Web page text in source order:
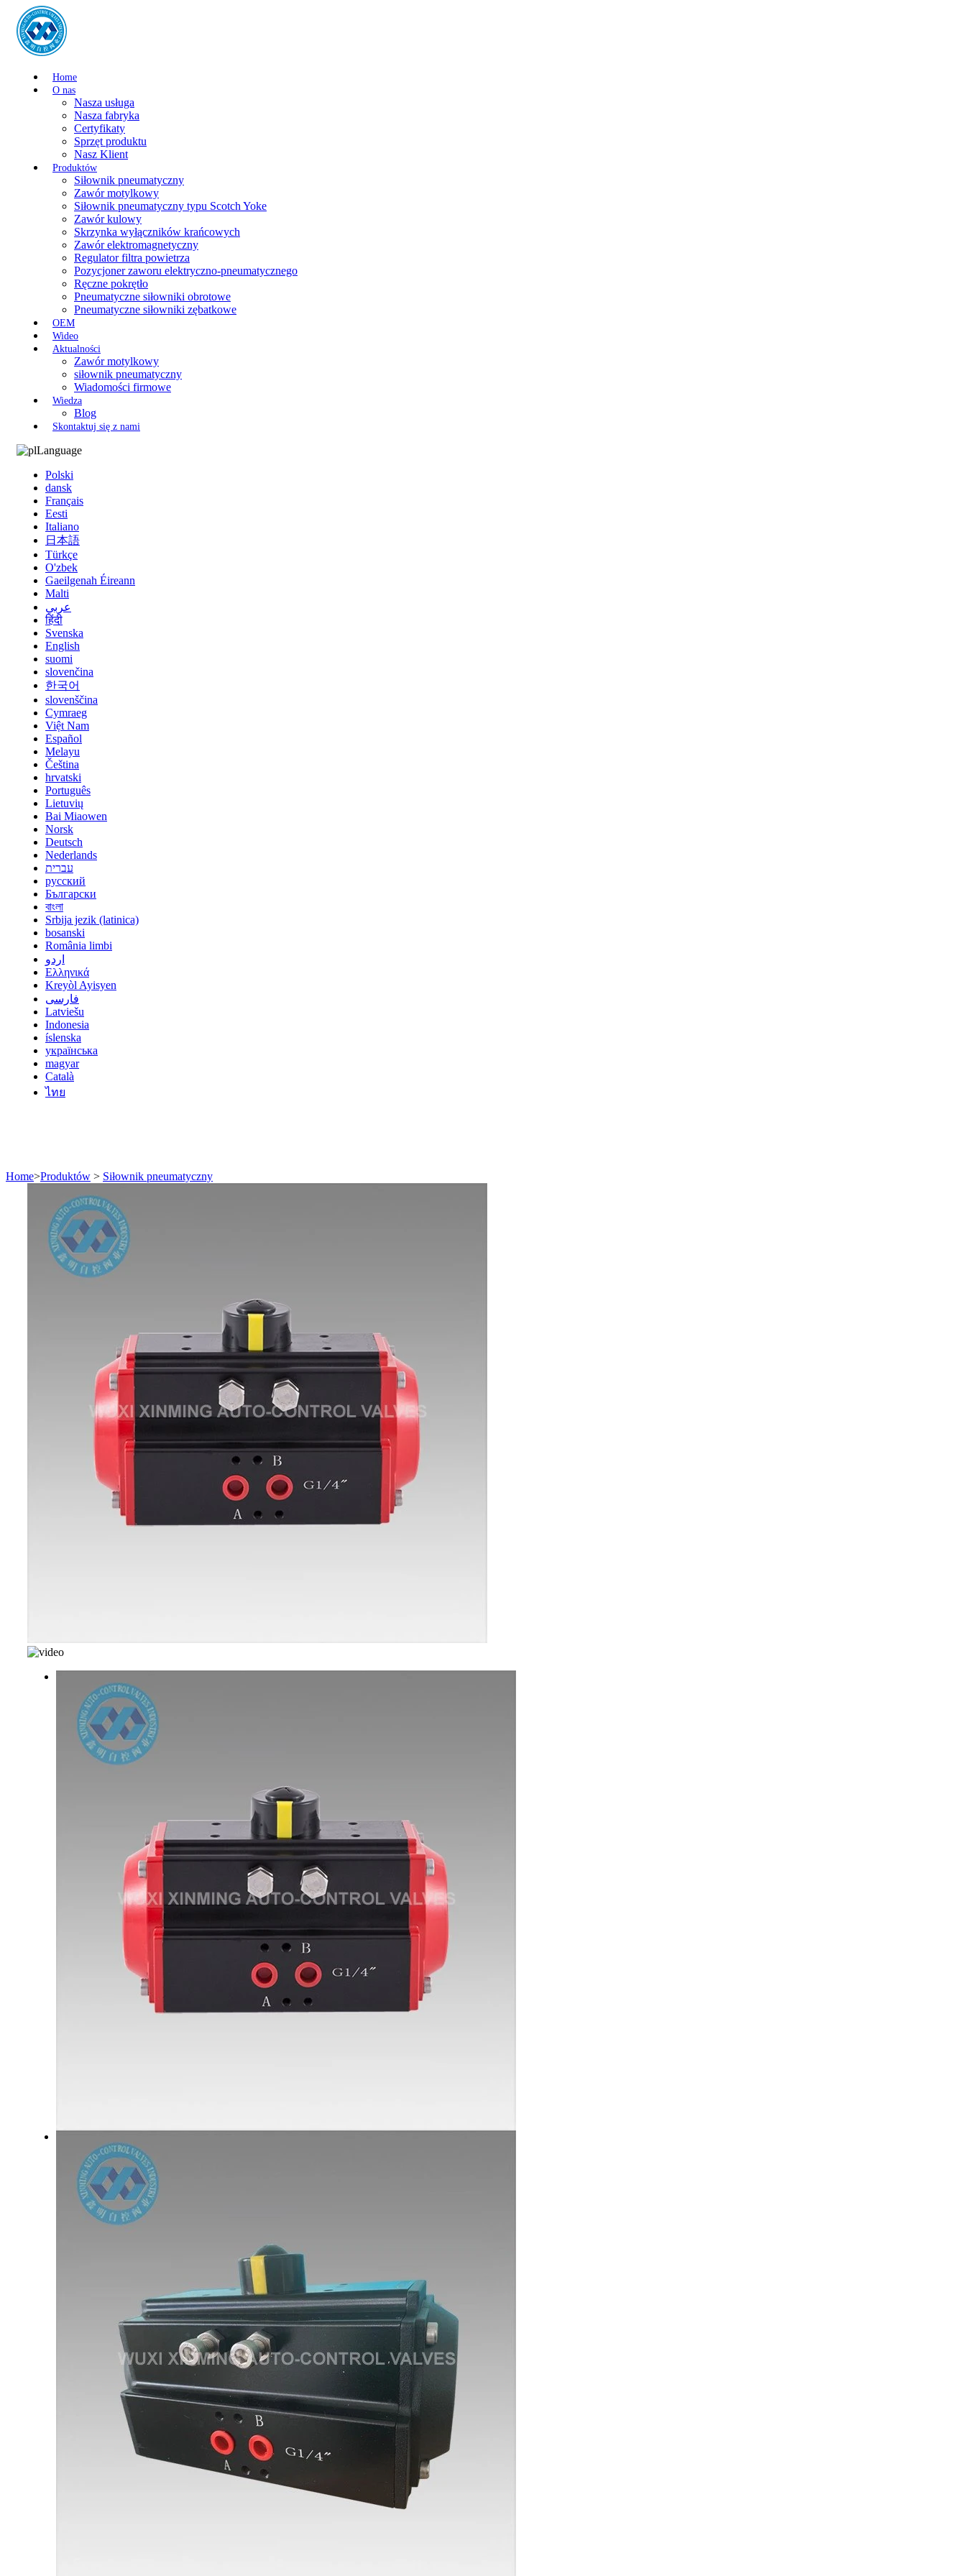
Home
O nas
Nasza usługa
Nasza fabryka
Certyfikaty
Sprzęt produktu
Nasz Klient
Produktów
Siłownik pneumatyczny
Zawór motylkowy
Siłownik pneumatyczny typu Scotch Yoke
Zawór kulowy
Skrzynka wyłączników krańcowych
Zawór elektromagnetyczny
Regulator filtra powietrza
Pozycjoner zaworu elektryczno-pneumatycznego
Ręczne pokrętło
Pneumatyczne siłowniki obrotowe
Pneumatyczne siłowniki zębatkowe
OEM
Wideo
Aktualności
Zawór motylkowy
siłownik pneumatyczny
Wiadomości firmowe
Wiedza
Blog
Skontaktuj się z nami
Language
Polski
dansk
Français
Eesti
Italiano
日本語
Türkçe
O'zbek
Gaeilgenah Éireann
Malti
عربي
हिंदी
Svenska
English
suomi
slovenčina
한국어
slovenščina
Cymraeg
Việt Nam
Español
Melayu
Čeština
hrvatski
Português
Lietuvių
Bai Miaowen
Norsk
Deutsch
Nederlands
עברית
русский
Български
বাংলা
Srbija jezik (latinica)
bosanski
România limbi
اردو
Ελληνικά
Kreyòl Ayisyen
فارسی
Latviešu
Indonesia
íslenska
українська
magyar
Català
ไทย
Home>Produktów > Siłownik pneumatyczny